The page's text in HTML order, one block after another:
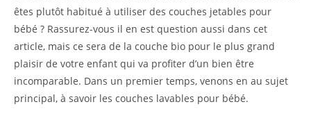
êtes plutôt habitué à utiliser des couches jetables pour
bébé ? Rassurez-vous il en est question aussi dans cet
article, mais ce sera de la couche bio pour le plus grand
plaisir de votre enfant qui va profiter d’un bien être
incomparable. Dans un premier temps, venons en au sujet
principal, à savoir les couches lavables pour bébé.